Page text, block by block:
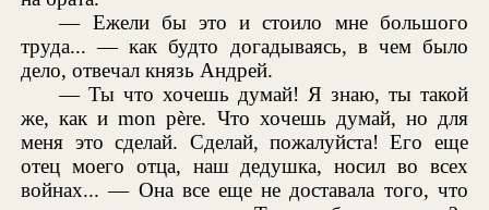
— Ежели бы это и стоило мне большого
труда... — как будто догадываясь, в чем было
дело, отвечал князь Андрей.
— Ты что хочешь думай! Я знаю, ты такой
же, как и mon père. Что хочешь думай, но для
меня это сделай. Сделай, пожалуйста! Его еще
отец моего отца, наш дедушка, носил во всех
войнах... — Она все еще не доставала того, что